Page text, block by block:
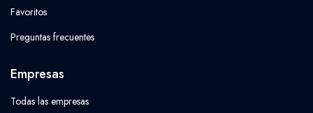
Favoritos
Preguntas frecuentes
Empresas
Todas las empresas